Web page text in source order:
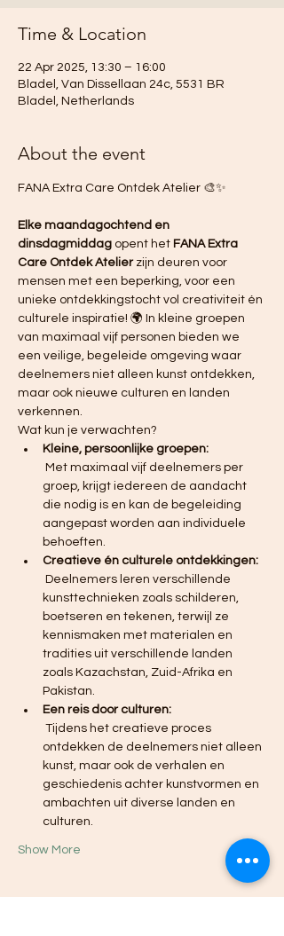
Time & Location
22 Apr 2025, 13:30 – 16:00
Bladel, Van Dissellaan 24c, 5531 BR
Bladel, Netherlands
About the event
FANA Extra Care Ontdek Atelier 🎨✨
Elke maandagochtend en
dinsdagmiddag opent het FANA Extra
Care Ontdek Atelier zijn deuren voor
mensen met een beperking, voor een
unieke ontdekkingstocht vol creativiteit én
culturele inspiratie! 🌍 In kleine groepen
van maximaal vijf personen bieden we
een veilige, begeleide omgeving waar
deelnemers niet alleen kunst ontdekken,
maar ook nieuwe culturen en landen
verkennen.
Wat kun je verwachten?
Kleine, persoonlijke groepen:
groep, krijgt iedereen de aandacht
die nodig is en kan de begeleiding
aangepast worden aan individuele
behoeften.
Creatieve én culturele ontdekkingen:
kunsttechnieken zoals schilderen,
boetseren en tekenen, terwijl ze
kennismaken met materialen en
tradities uit verschillende landen
zoals Kazachstan, Zuid-Afrika en
Pakistan.
Een reis door culturen:
ontdekken de deelnemers niet alleen
kunst, maar ook de verhalen en
geschiedenis achter kunstvormen en
ambachten uit diverse landen en
culturen.
Show More